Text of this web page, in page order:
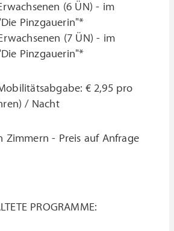
(6 ÜN) - im
Pinzgauerin"*
(7 ÜN) - im
Pinzgauerin"*
€ 2,95 pro
/ Nacht
Zimmern - Preis auf Anfrage
PROGRAMME: